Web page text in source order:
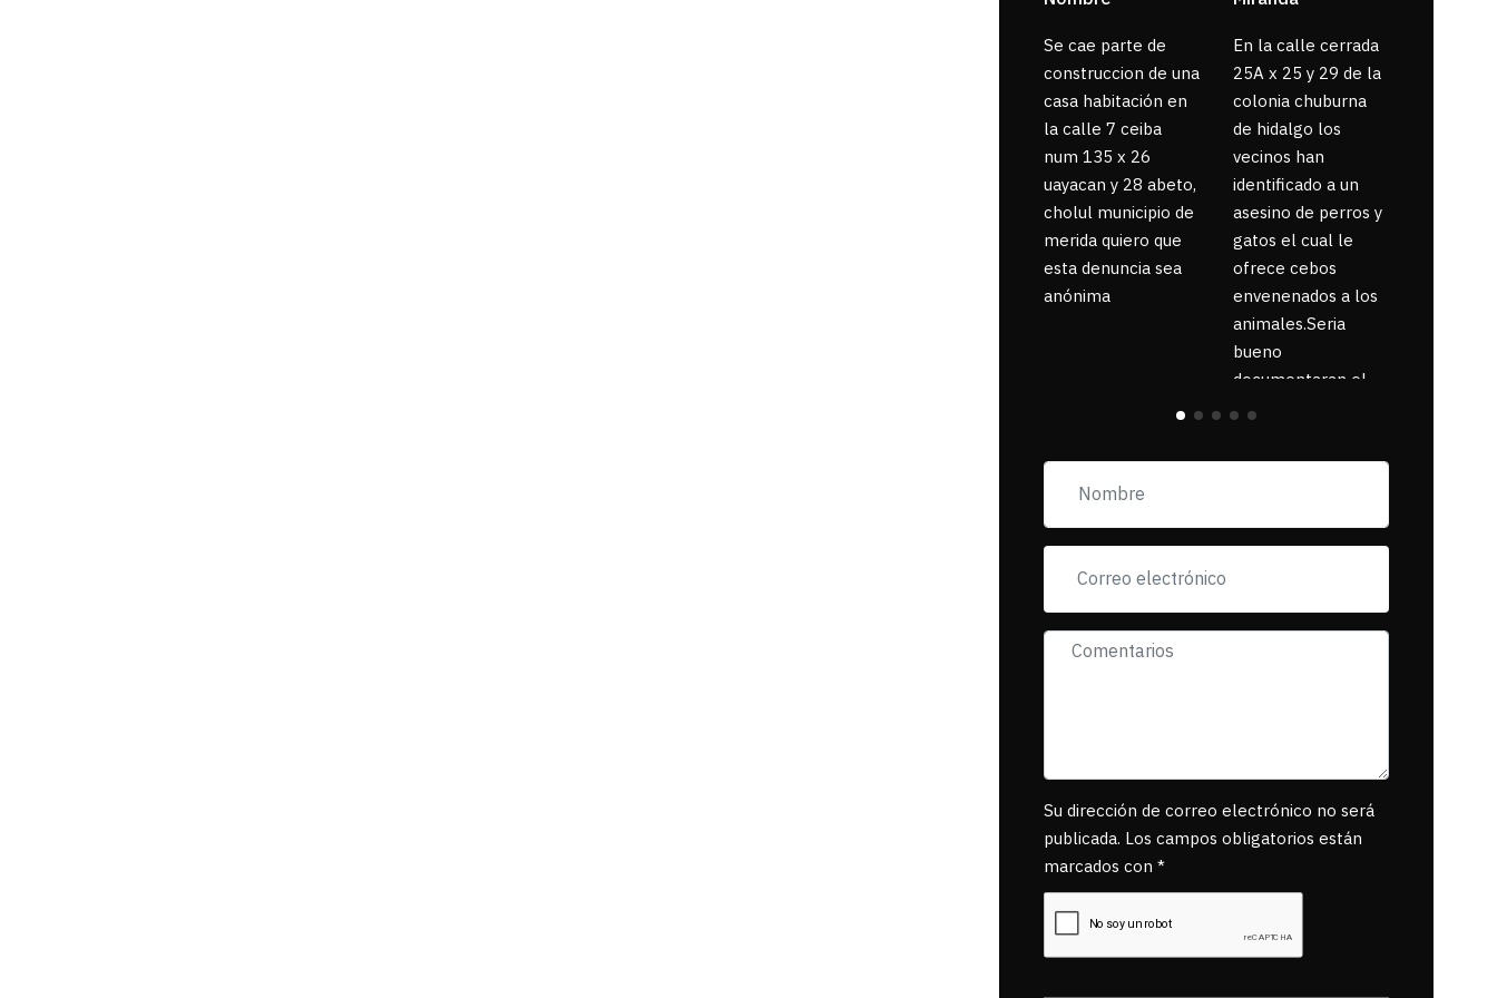
Se cae parte de
construccion de una
casa habitación en
la calle 7 ceiba
num 135 x 26
uayacan y 28 abeto,
cholul municipio de
merida quiero que
esta denuncia sea
anónima
En la calle cerrada
25A x 25 y 29 de la
colonia chuburna
de hidalgo los
vecinos han
identificado a un
asesino de perros y
gatos el cual le
ofrece cebos
envenenados a los
animales.Seria
bueno
documentaran el
suceso ya que la
pancartas de
exigiendo al asesino
se reponsanbilice
Su dirección de correo electrónico no será
publicada. Los campos obligatorios están
marcados con *